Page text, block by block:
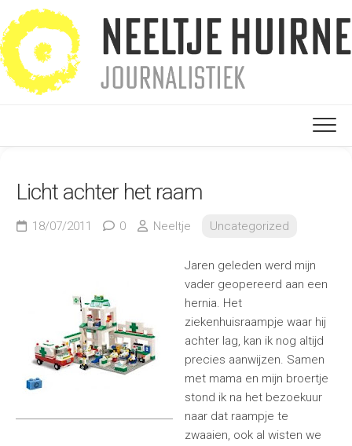
naar
de
inhoud
Licht achter het raam
18/07/2011 0 Neeltje Uncategorized
Jaren geleden werd mijn
vader geopereerd aan een
hernia. Het
ziekenhuisraampje waar hij
achter lag, kan ik nog altijd
precies aanwijzen. Samen
met mama en mijn broertje
stond ik na het bezoekuur
naar dat raampje te
zwaaien, ook al wisten we